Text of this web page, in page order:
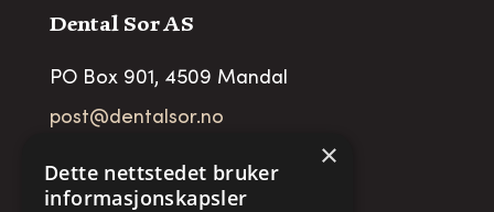
Dental Sor AS
PO Box 901, 4509 Mandal
post@dentalsor.no
Telefon: +47 38 27 88 88
×
Dette nettstedet bruker
informasjonskapsler